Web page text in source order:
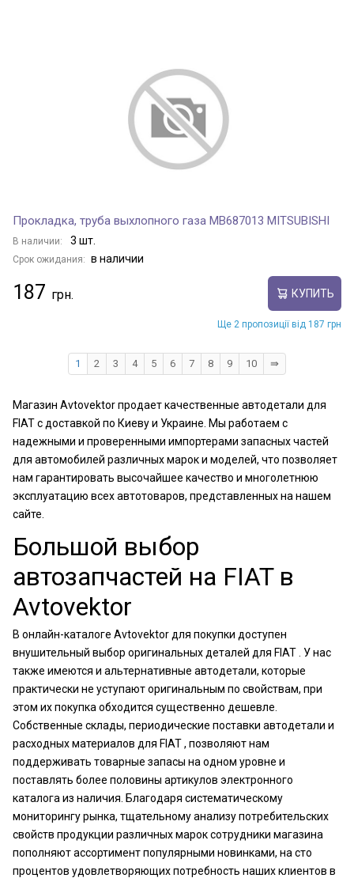
Прокладка, труба выхлопного газа MB687013 MITSUBISHI
В наличии: 3 шт.
Срок ожидания: в наличии
187 КУПИТЬ
Ще 2 пропозиції від 187 грн
1 2 3 4 5 6 7 8 9 10 ⇛
Магазин Avtovektor продает качественные автодетали для
FIAT с доставкой по Киеву и Украине. Мы работаем с
надежными и проверенными импортерами запасных частей
для автомобилей различных марок и моделей, что позволяет
нам гарантировать высочайшее качество и многолетнюю
эксплуатацию всех автотоваров, представленных на нашем
сайте.
Большой выбор
автозапчастей на FIAT в
Avtovektor
В онлайн-каталоге Avtovektor для покупки доступен
внушительный выбор оригинальных деталей для FIAT . У нас
также имеются и альтернативные автодетали, которые
практически не уступают оригинальным по свойствам, при
этом их покупка обходится существенно дешевле.
Собственные склады, периодические поставки автодетали и
расходных материалов для FIAT , позволяют нам
поддерживать товарные запасы на одном уровне и
поставлять более половины артикулов электронного
каталога из наличия. Благодаря систематическому
мониторингу рынка, тщательному анализу потребительских
свойств продукции различных марок сотрудники магазина
пополняют ассортимент популярными новинками, на сто
процентов удовлетворяющих потребность наших клиентов в